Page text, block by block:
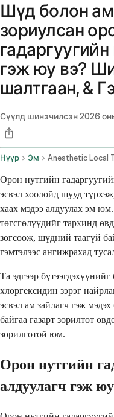
Шүд болон
зориулсан
гэж юу вэ?
шалтгаан, &
Сүүлд шинэчилсэн2026
Нүүр Эм
Орон нутгийн
эсвэл хоолойд шууд
хаах мэдээ алдуулах эм
төгсгөлүүдийг тархинд
зогсоож, шүдний таагүй
гэмтэлээс ангижрахад
Та эдгээр
хлоргексидин зэрэг
эсвэл ам зайлагч гэж
байгаа газарт зорилтот
зорилготой юм.
Орон нутгийн
алдуулагч гэж